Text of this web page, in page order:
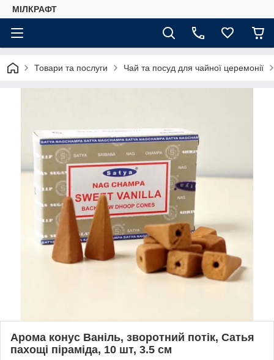
МІЛКРАФТ
Товари та послуги Чай та посуд для чайної церемонії
Арома конус Ваніль, зворотний потік, Сатья
пахощі піраміда, 10 шт, 3.5 см